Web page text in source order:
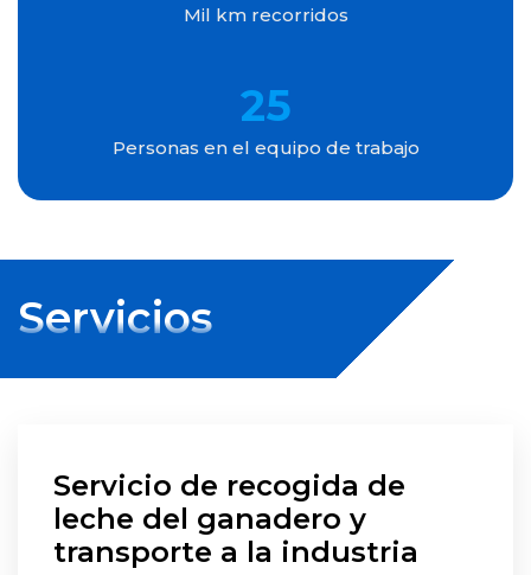
Mil km recorridos
25
Personas en el equipo de trabajo
Servicios
Servicio de recogida de
leche del ganadero y
transporte a la industria